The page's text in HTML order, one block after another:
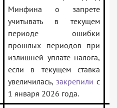
Минфина о запрете
учитывать в текущем
периоде ошибки
прошлых периодов при
излишней уплате налога,
если в текущем ставка
увеличилась, закрепили с
1 января 2026 года.